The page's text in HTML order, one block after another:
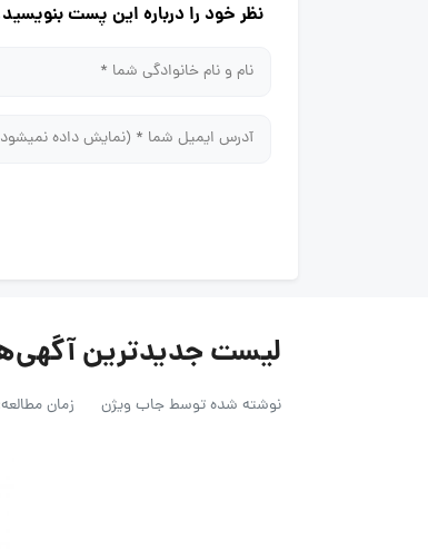
نظر خود را درباره این پست
لیست جدیدترین آگهی‌های
نوشته شده توسطجاب ویژن زمان مطالعه: